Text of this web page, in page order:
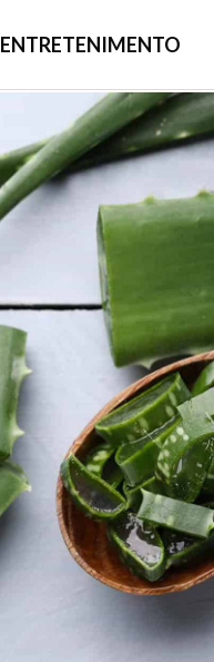
ENTRETENIMENTO